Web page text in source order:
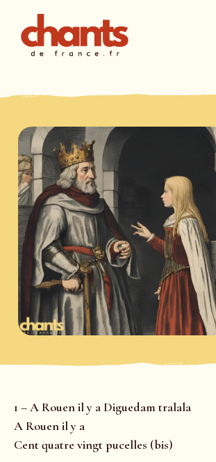
1 – A Rouen il y a Diguedam tralala
A Rouen il y a
Cent quatre vingt pucelles (bis)